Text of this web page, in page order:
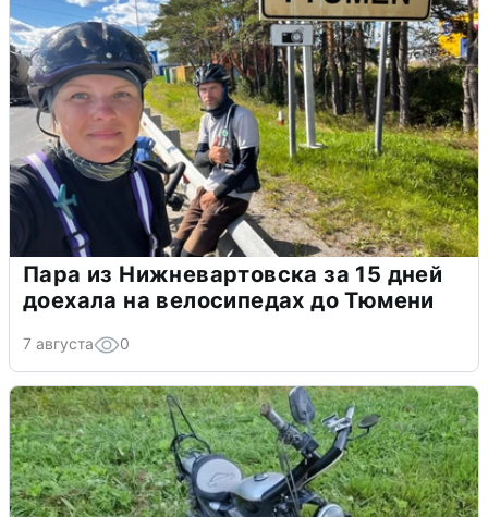
Пара из Нижневартовска за 15 дней
доехала на велосипедах до Тюмени
7 августа 0